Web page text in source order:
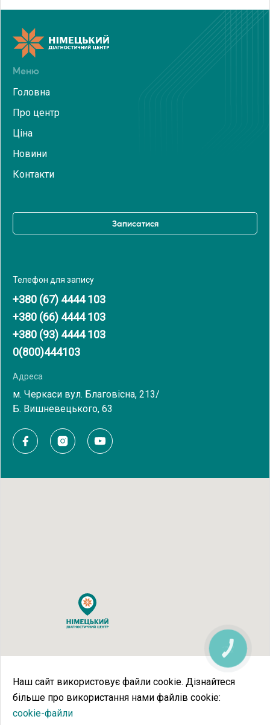
Меню
Головна
Про центр
Ціна
Новини
Контакти
Записатися
Телефон для запису
+380 (67) 4444 103
+380 (66) 4444 103
+380 (93) 4444 103
0(800)444103
Адреса
м. Черкаси вул. Благовісна, 213/
Б. Вишневецького, 63
Наш сайт використовує файли cookie. Дізнайтеся
більше про використання нами файлів cookie:
сookie-файли
КНОПКА
ЗВ'ЯЗКУ